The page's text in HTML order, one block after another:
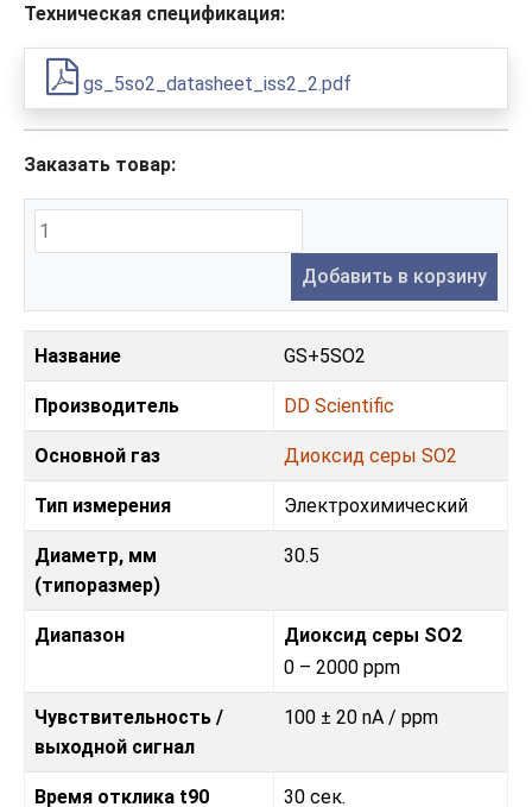
Техническая спецификация:
gs_5so2_datasheet_iss2_2.pdf
Заказать товар:
Добавить в корзину
Название GS+5SO2
Производитель DD Scientific
Основной газ Диоксид серы SO2
Тип измерения Электрохимический
Диаметр, мм
(типоразмер)
30.5
Диапазон
Диоксид серы SO2
0 – 2000 ppm
Чувствительность /
выходной сигнал
100 ± 20 nA / ppm
Время отклика t90 30 сек.